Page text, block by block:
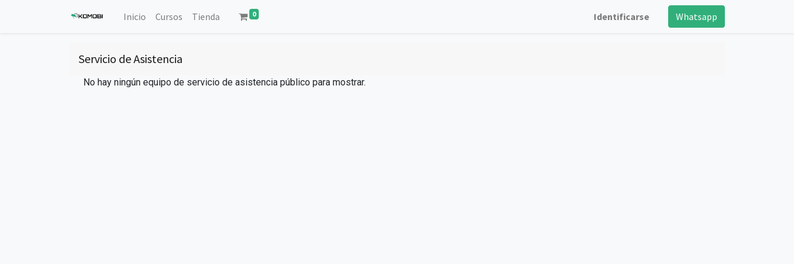
Inicio Cursos Tienda 0 Identificarse Whatsapp
Servicio de Asistencia
No hay ningún equipo de servicio de asistencia público para mostrar.